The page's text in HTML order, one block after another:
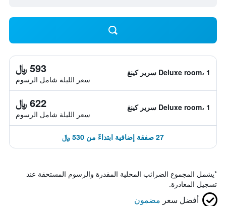
Deluxe room، 1 سرير كينغ 593 ﷼
سعر الليلة شامل الرسوم
Deluxe room، 1 سرير كينغ 622 ﷼
سعر الليلة شامل الرسوم
27 صفقة إضافية ابتداءً من 530 ﷼
*يشمل المجموع الضرائب المحلية المقدرة والرسوم المستحقة عند
تسجيل المغادرة.
أفضل سعر مضمون